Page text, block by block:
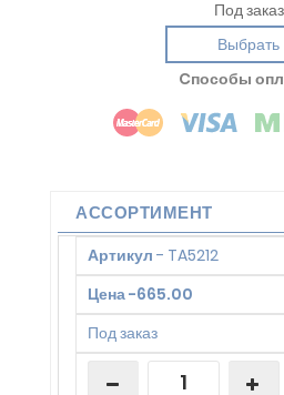
Под заказ
Выбрать
Cпособы
АССОРТИМЕНТ
Артикул - TA5212
Цена-665.00
Под заказ